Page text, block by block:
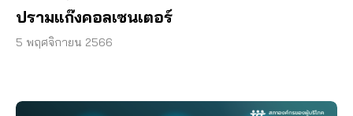
ปรามแก๊งคอลเซนเตอร์
5 พฤศจิกายน 2566